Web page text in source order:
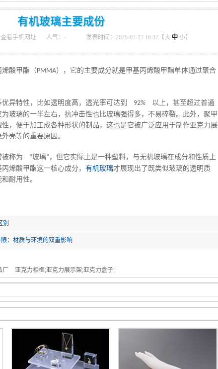
有机玻璃主要成份
查看手机网址 人气： - 发表时间：2025-07-17 16:37【大 中 小】
酸甲酯（PMMA），它的主要成分就是甲基丙烯酸甲酯单体通过聚合
异特性，比如透明度高，透光率可达到 92% 以上，甚至超过普通
玻璃的一半左右，抗冲击性也比玻璃强得多，不易碎裂。此外，聚甲
，便于加工成各种形状的制品，这也是它被广泛应用于制作亚克力展
壳等的重要原因。
被称为 “玻璃” ，但它实际上是一种塑料，与无机玻璃在成分和性质上
烯酸甲酯这一核心成分， 有机玻璃才展现出了既类似玻璃的透明质
耐用性。
别
：材质与环境的双重影响
亚克力相框;亚克力展示架;亚克力盒子;